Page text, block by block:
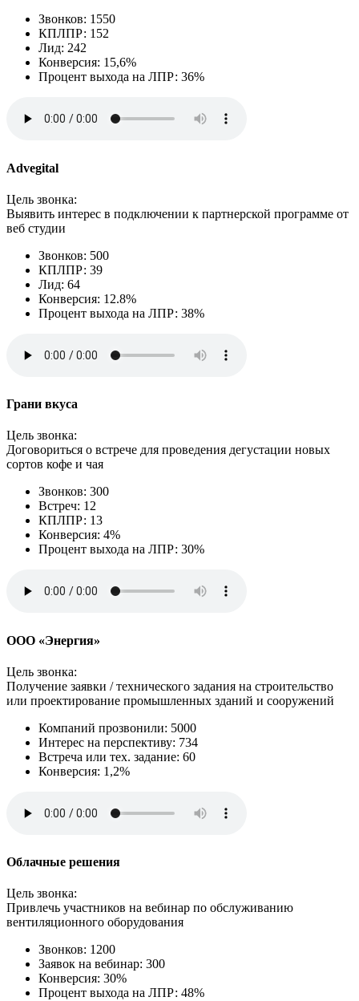
Звонков: 1550
КПЛПР: 152
Лид: 242
Конверсия: 15,6%
Процент выхода на ЛПР: 36%
Advegital
Цель звонка:
Выявить интерес в подключении к партнерской программе от
веб студии
Звонков: 500
КПЛПР: 39
Лид: 64
Конверсия: 12.8%
Процент выхода на ЛПР: 38%
Грани вкуса
Цель звонка:
Договориться о встрече для проведения дегустации новых
сортов кофе и чая
Звонков: 300
Встреч: 12
КПЛПР: 13
Конверсия: 4%
Процент выхода на ЛПР: 30%
ООО «Энергия»
Цель звонка:
Получение заявки / технического задания на строительство
или проектирование промышленных зданий и сооружений
Компаний прозвонили: 5000
Интерес на перспективу: 734
Встреча или тех. задание: 60
Конверсия: 1,2%
Облачные решения
Цель звонка:
Привлечь участников на вебинар по обслуживанию
вентиляционного оборудования
Звонков: 1200
Заявок на вебинар: 300
Конверсия: 30%
Процент выхода на ЛПР: 48%